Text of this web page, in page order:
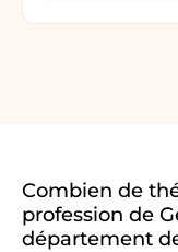
Combien de
profession de
département